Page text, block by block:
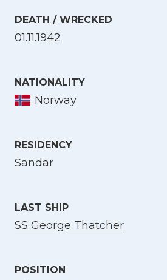
DEATH / WRECKED
01.11.1942
NATIONALITY
Norway
RESIDENCY
Sandar
LAST SHIP
SS George Thatcher
POSITION
Select Language
Norsk bokmål